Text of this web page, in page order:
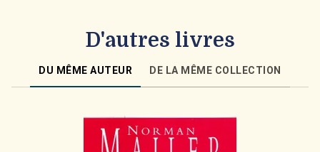
D'autres livres
DU MÊME AUTEUR DE LA MÊME COLLECTION